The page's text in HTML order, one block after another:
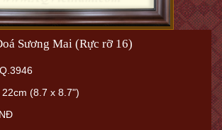
Sương Mai (Rực rỡ 16)
22cm (8.7 x 8.7")